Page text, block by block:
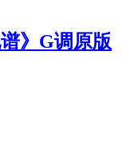
》G调原版